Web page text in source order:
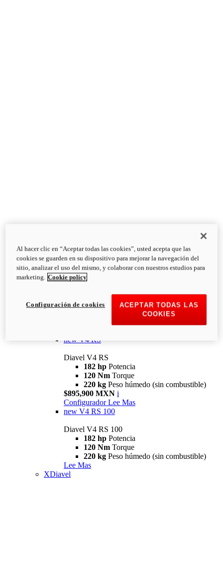
Diavel
V4
Diavel V4
126 NmTorque
223 kg
PESO HÚMEDO SIN
new V4 RS
Diavel V4 RS
182 hp Potencia
120 Nm Torque
220 kg Peso húmedo (sin combustible)
$895,900 MXN i
Configurador Lee Mas
new V4 RS 100
Diavel V4 RS 100
182 hp Potencia
120 Nm Torque
220 kg Peso húmedo (sin combustible)
Lee Mas
XDiavel
Al hacer clic en “Aceptar todas las cookies”, usted acepta que las
cookies se guarden en su dispositivo para mejorar la navegación del
sitio, analizar el uso del mismo, y colaborar con nuestros estudios para
marketing. Cookie policy
ACEPTAR TODAS LAS
COOKIES
Configuración de cookies